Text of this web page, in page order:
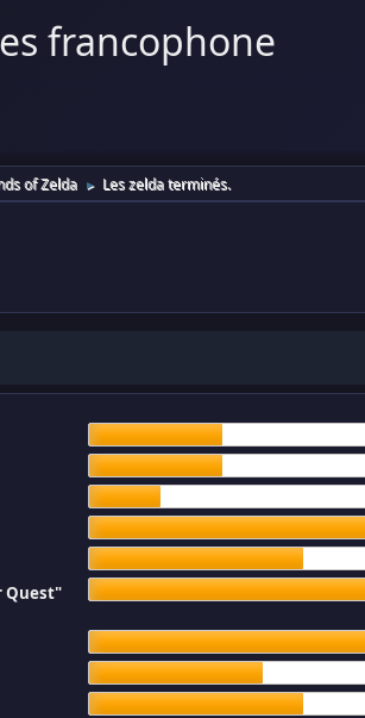
francophone
of Zelda ► Les zelda terminés.
Quest"